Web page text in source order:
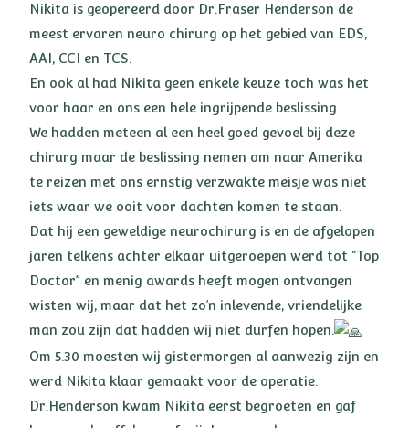
Nikita is geopereerd door Dr.Fraser Henderson de
meest ervaren neuro chirurg op het gebied van EDS,
AAI, CCI en TCS.
En ook al had Nikita geen enkele keuze toch was het
voor haar en ons een hele ingrijpende beslissing.
We hadden meteen al een heel goed gevoel bij deze
chirurg maar de beslissing nemen om naar Amerika
te reizen met ons ernstig verzwakte meisje was niet
iets waar we ooit voor dachten komen te staan.
Dat hij een geweldige neurochirurg is en de afgelopen
jaren telkens achter elkaar uitgeroepen werd tot “Top
Doctor” en menig awards heeft mogen ontvangen
wisten wij, maar dat het zo’n inlevende, vriendelijke
man zou zijn dat hadden wij niet durfen hopen.
Om 5.30 moesten wij gistermorgen al aanwezig zijn en
werd Nikita klaar gemaakt voor de operatie.
Dr.Henderson kwam Nikita eerst begroeten en gaf